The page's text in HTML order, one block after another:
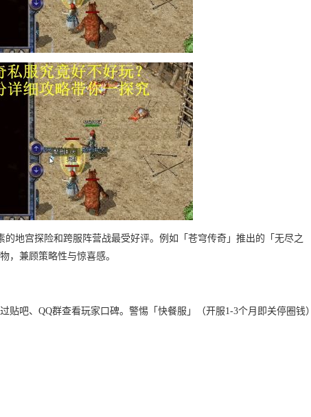
的地宫探险和跨服阵营战最受好评。例如「苍穹传奇」推出的「无尽之
，兼顾策略性与惊喜感。
贴吧、QQ群查看玩家口碑。警惕「快餐服」（开服1-3个月即关停圈钱）